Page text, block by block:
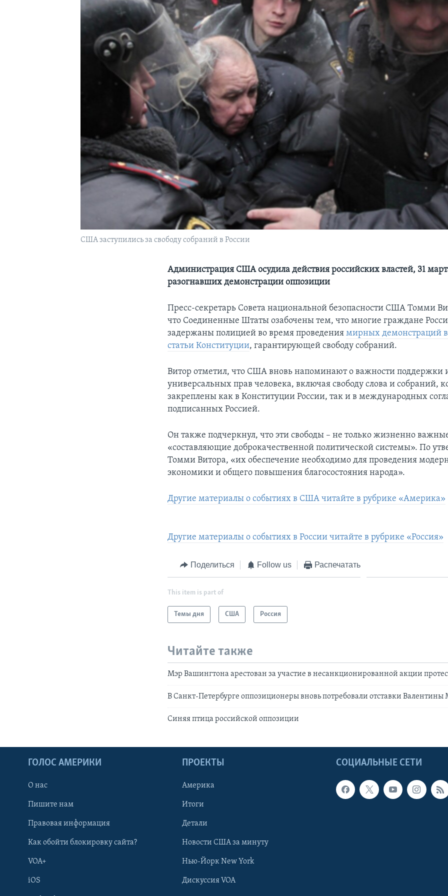
США заступились за свободу собраний в России
Администрация США осудила действия российских властей, 31
разогнавших демонстрации оппозиции
Пресс-секретарь Совета национальной безопасности США Томми
что Соединенные Штаты озабочены тем, что многие граждане
задержаны полицией во время проведениямирных демонстраций в
статьи Конституции, гарантирующей свободу собраний.
Витор отметил, что США вновь напоминают о важности поддержки
универсальных прав человека, включая свободу слова и собраний,
закреплены как в Конституции России, так и в международных
подписанных Россией.
Он также подчеркнул, что эти свободы – не только жизненно
«составляющие доброкачественной политической системы». По
Томми Витора, «их обеспечение необходимо для проведения
экономики и общего повышения благосостояния народа».
Другие материалы о событиях в США читайте в рубрике «Америка»
Другие материалы о событиях в России читайте в рубрике «Россия»
Поделиться Follow us Распечатать
This item is part of
Темы дня США Россия
Читайте также
Мэр Вашингтона арестован за участие в несанкционированной акции
В Санкт-Петербурге оппозиционеры вновь потребовали отставки Валентины
Синяя птица российской оппозиции
СОЦИАЛЬНЫЕ СЕТИ
ГОЛОС АМЕРИКИ
О нас
Пишите нам
Правовая информация
Как обойти блокировку сайта?
VOA+
iOS
ПРОЕКТЫ
Америка
Итоги
Детали
Новости США за минуту
Нью-Йорк New York
Дискуссия VOA